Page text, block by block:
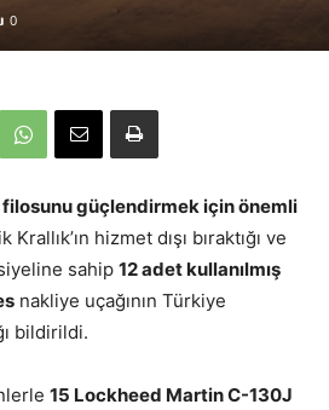
0
güçlendirmek için önemli
Krallık’ın hizmet dışı bıraktığı ve
sahip 12 adet kullanılmış
nakliye uçağının Türkiye
bildirildi.
15 Lockheed Martin C-130J